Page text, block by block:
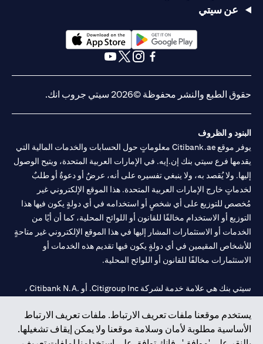
يستخدم موقعنا ملفات تعريف الارتباط. ملفات تعريف الارتباط
الأساسية مطلوبة لأمان وسلامة موقعنا ولا يمكن إيقاف تشغيلها.
عن سيتي
opens in a new tab
opens in a new tab
حقوق الطبع والنشر محفوظة ©2026 سيتي جروب انك.
البنود و الظروف
يوفر موقع Citibank.ae معلوماتٍ حول الحسابات والخدمات المالية التي
يقدمها فرع سيتي بنك إن.إيه. في الإمارات العربية المتحدة، ويتيح الوصول
إليها. ولا يُقصد به، ولا ينبغي تفسيره على أنه، عرضٌ أو دعوةٌ أو طلبٌ
لخدماتٍ خارج الإمارات العربية المتحدة. هذا الموقع الإلكتروني غير
مُخصص للتوزيع على أي شخصٍ أو استخدامه في أي دولةٍ يكون فيها هذا
التوزيع أو الاستخدام مخالفًا للقانون أو اللوائح المحلية، كما أن أيًا من
الخدمات أو الاستثمارات المشار إليها في هذا الموقع الإلكتروني غير متاحةٍ
للأشخاص المقيمين في أي دولةٍ يكون فيها تقديم هذه الخدمات أو
الاستثمارات مخالفًا للقانون أو اللوائح المحلية.
سيتي بنك هي علامة خدمة لشركة Citigroup Inc. أو .Citibank N.A ،
سيتي بنك إن. إيه. الإمارات مسجل لدى مصرف الإمارات المركزي تحت